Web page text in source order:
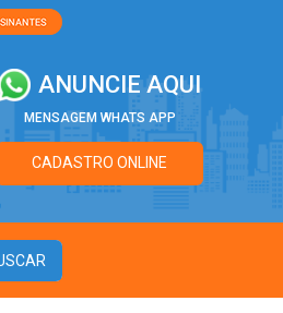
ANUNCIE AQUI
MENSAGEM WHATS APP
CADASTRO ONLINE